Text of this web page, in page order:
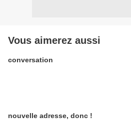
Vous aimerez aussi
conversation
nouvelle adresse, donc !